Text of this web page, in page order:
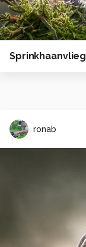
Sprinkhaanvlieg
ronab